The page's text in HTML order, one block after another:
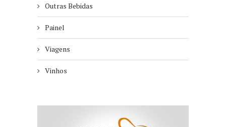
Outras Bebidas
Painel
Viagens
Vinhos